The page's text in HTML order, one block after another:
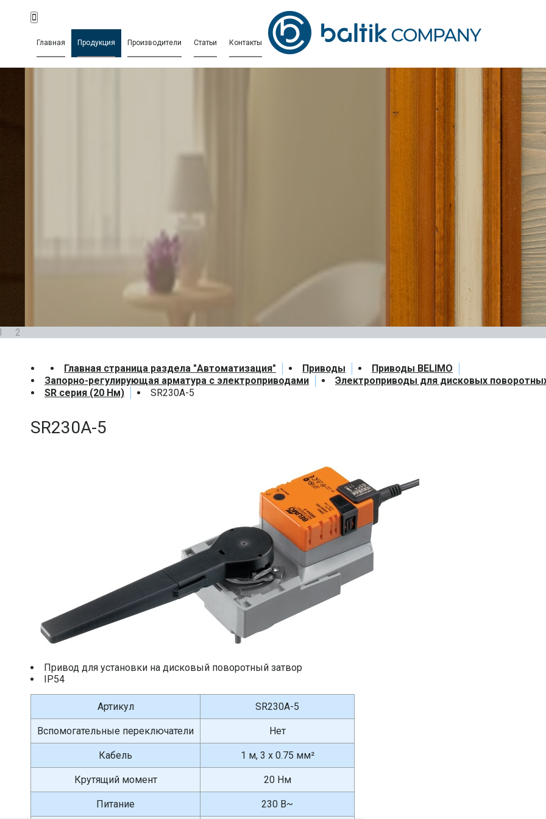
Главная Продукция Производители Статьи Контакты
2
Главная страница раздела "Автоматизация" Приводы
Приводы BELIMO
Запорно-регулирующая арматура с электроприводами
Электроприводы для дисковых
SR cерия (20 Нм)
SR230A-5
SR230A-5
Привод для установки на дисковый поворотный затвор
IP54
Артикул SR230A-5
Вспомогательные переключатели Нет
Кабель 1 м, 3 x 0.75 мм²
Крутящий момент 20 Нм
Питание 230 В~